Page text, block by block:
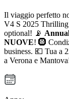
Il viaggio perfetto
V4 S 2025
optional! 📡
NUOVE! 🛞
business. 💶 Tua a
a Verona e